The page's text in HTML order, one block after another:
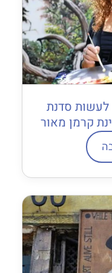
לעשות סדנת
קרמן מאור